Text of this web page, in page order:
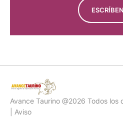
Avance Taurino @2026 Todos los
| Aviso